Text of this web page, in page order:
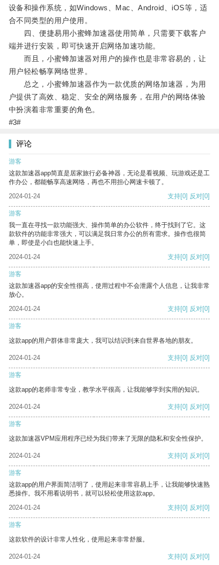
设备和操作系统，如Windows、Mac、Android、iOS等，适
合不同类型的用户使用。
四、便捷易用小蜜蜂加速器使用简单，只需要下载客户
端并进行安装，即可快速开启网络加速功能。
而且，小蜜蜂加速器对用户的操作也是非常容易的，让
用户轻松畅享网络世界。
总之，小蜜蜂加速器作为一款优质的网络加速器，为用
户提供了高效、稳定、安全的网络服务，在用户的网络体验
中扮演着非常重要的角色。
#3#
评论
游客
这款加速器app简直是居家旅行必备神器，无论是看视频、玩游戏还是工
作办公，都能畅享高速网络，再也不用担心网速卡顿了。
2024-01-24
支持[0] 反对[0]
游客
我一直在寻找一款功能强大、操作简单的办公软件，终于找到了它。这
款软件的功能非常强大，可以满足我日常办公的所有需求。操作也很简
单，即使是小白也能快速上手。
2024-01-24
支持[0] 反对[0]
游客
这款加速器app的安全性很高，使用过程中不会泄露个人信息，让我非常
放心。
2024-01-24
支持[0] 反对[0]
游客
这款app的用户群体非常庞大，我可以结识到来自世界各地的朋友。
2024-01-24 支持[0] 反对[0]
游客
这款app的老师非常专业，教学水平很高，让我能够学到实用的知识。
2024-01-24 支持[0] 反对[0]
游客
这款加速器VPM应用程序已经为我们带来了无限的隐私和安全性保护。
2024-01-24 支持[0] 反对[0]
游客
这款app的用户界面简洁明了，使用起来非常容易上手，让我能够快速熟
悉操作。我不用看说明书，就可以轻松使用这款app。
2024-01-24
支持[0] 反对[0]
游客
这款软件的设计非常人性化，使用起来非常舒服。
2024-01-24 支持[0] 反对[0]